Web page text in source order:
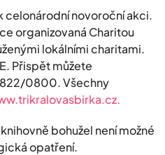
celonárodní novoroční akci.
organizovaná Charitou
lokálními charitami.
Přispět můžete
0800. Všechny
bohužel není možné
opatření.